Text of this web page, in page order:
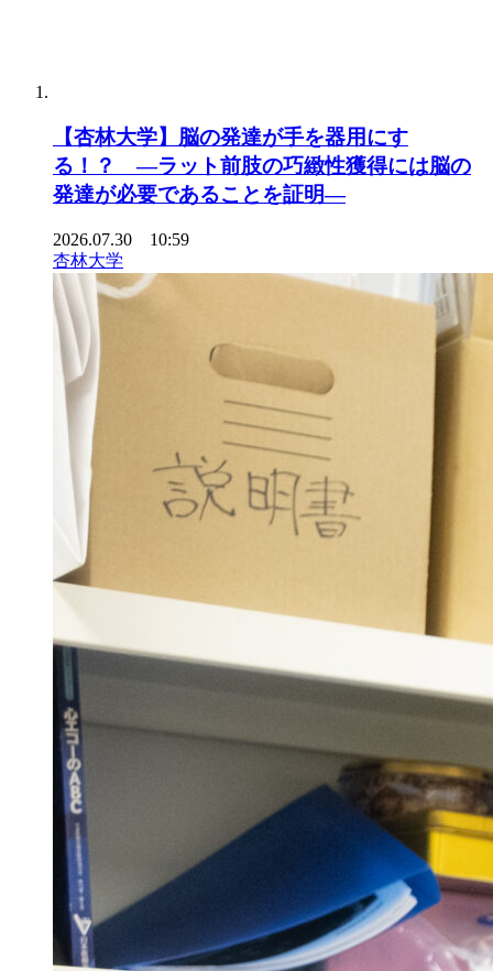
【杏林大学】脳の発達が手を器用にす
る！？ ―ラット前肢の巧緻性獲得には脳の
発達が必要であることを証明―
2026.07.30 10:59
杏林大学